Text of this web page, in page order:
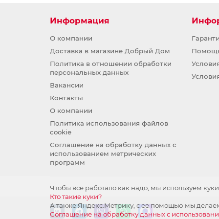
Чтобы всё работало как надо, мы используем куки
Кто такие куки?
А также Яндекс.Метрику, с ее помощью мы
Соглашение на обработку данных с
Информация
О компании
Доставка в магазине Добрый Дом
Политика в отношении обработки
персональных данных
Вакансии
Контакты
О компании
Политика использования файлов
cookie
Соглашение на обработку данных с
использованием метрических
программ